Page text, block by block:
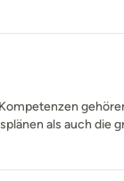
als auch die